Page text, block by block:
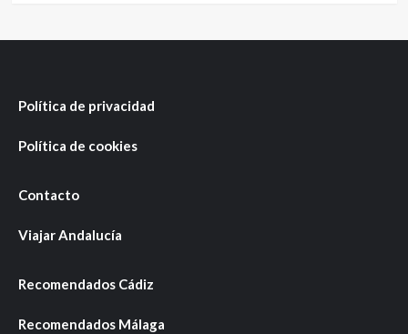
Política de privacidad
Política de cookies
Contacto
Viajar Andalucía
Recomendados Cádiz
Recomendados Málaga